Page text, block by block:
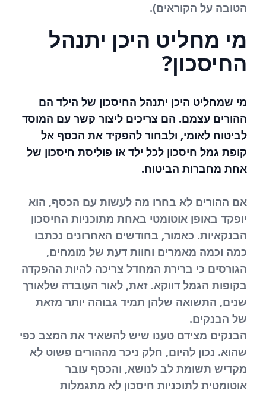
הטובה על הקוראים).
מי מחליט היכן יתנהל
החיסכון?
מי שמחליט היכן יתנהל החיסכון של הילד הם
ההורים עצמם. הם צריכים ליצור קשר עם המוסד
לביטוח לאומי, ולבחור להפקיד את הכסף אל
קופת גמל חיסכון לכל ילד או פוליסת חיסכון של
אחת מחברות הביטוח.
אם ההורים לא בחרו מה לעשות עם הכסף, הוא
יופקד באופן אוטומטי באחת מתוכניות החיסכון
הבנקאיות. כאמור, בחודשים האחרונים נכתבו
כמה וכמה מאמרים וחוות דעת של מומחים,
הגורסים כי ברירת המחדל צריכה להיות ההפקדה
בקופות הגמל דווקא. זאת, לאור העובדה שלאורך
שנים, התשואה שלהן תמיד גבוהה יותר מזאת
של הבנקים.
הבנקים מצידם טענו שיש להשאיר את המצב כפי
שהוא. נכון להיום, חלק ניכר מההורים פשוט לא
מקדיש תשומת לב לנושא, והכסף עובר
אוטומטית לתוכניות חיסכון לא מתגמלות